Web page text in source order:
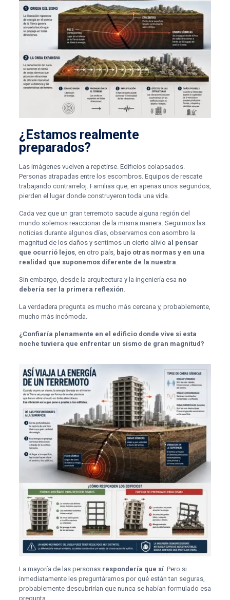
¿Estamos realmente
preparados?
Las imágenes vuelven a repetirse. Edificios colapsados.
Personas atrapadas entre los escombros. Equipos de rescate
trabajando contrarreloj. Familias que, en apenas unos segundos,
pierden el lugar donde construyeron toda una vida.
Cada vez que un gran terremoto sacude alguna región del
mundo solemos reaccionar de la misma manera. Seguimos las
noticias durante algunos días, observamos con asombro la
magnitud de los daños y sentimos un cierto alivio al pensar
que ocurrió lejos, en otro país, bajo otras normas y en una
realidad que suponemos diferente de la nuestra.
Sin embargo, desde la arquitectura y la ingeniería esa no
debería ser la primera reflexión.
La verdadera pregunta es mucho más cercana y, probablemente,
mucho más incómoda.
¿Confiaría plenamente en el edificio donde vive si esta
noche tuviera que enfrentar un sismo de gran magnitud?
La mayoría de las personas respondería que sí. Pero si
inmediatamente les preguntáramos por qué están tan seguras,
probablemente descubrirían que nunca se habían formulado esa
pregunta.